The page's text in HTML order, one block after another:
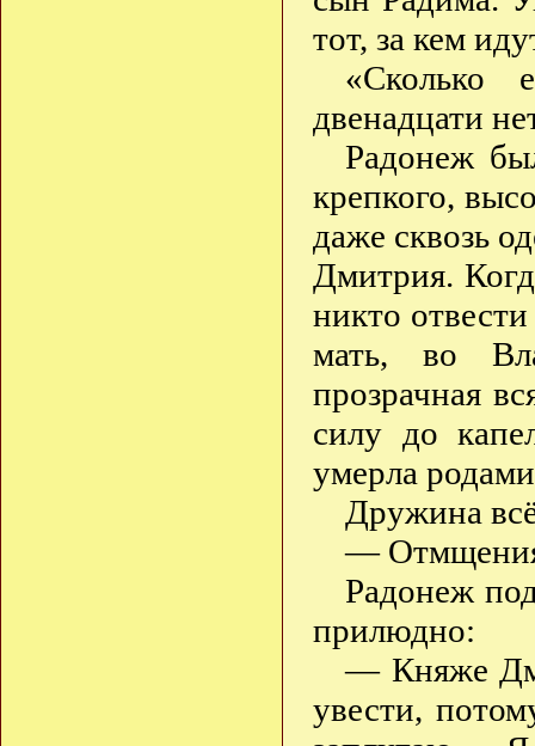
тот, за кем
«Сколько
двенадцати
Радонеж
крепкого,
даже сквозь
Дмитрия.
никто
мать, во
прозрачная
силу до
умерла
Дружина
—
Радонеж
прилюдно:
— Княже
увести,